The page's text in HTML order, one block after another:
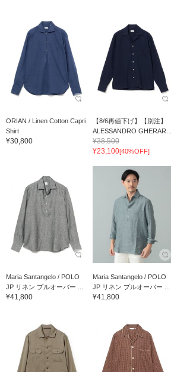
ORIAN / Linen Cotton Capri
Shirt
¥30,800
【8/6再値下げ】【別注】
ALESSANDRO GHERAR...
¥38,500
¥23,100[40%OFF]
Maria Santangelo / POLO
JP リネン プルオーバー ...
¥41,800
Maria Santangelo / POLO
JP リネン プルオーバー ...
¥41,800